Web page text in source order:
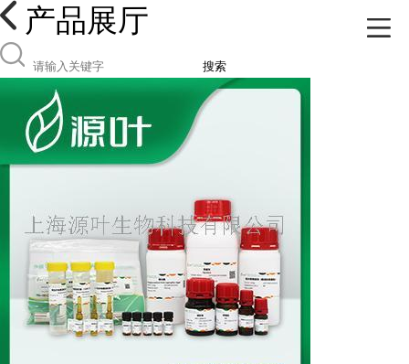
产品展厅
搜索